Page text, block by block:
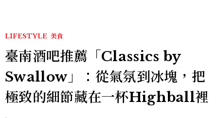
LIFESTYLE 美食
臺南酒吧推薦「Classics by
Swallow」：從氣氛到冰塊，把
極致的細節藏在一杯Highball裡